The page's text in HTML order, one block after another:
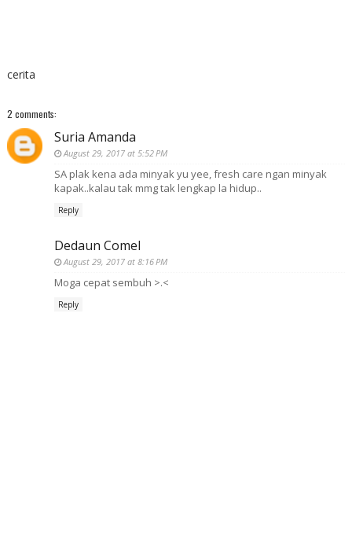
cerita
2 comments:
Suria Amanda
August 29, 2017 at 5:52 PM
SA plak kena ada minyak yu yee, fresh care ngan minyak
kapak..kalau tak mmg tak lengkap la hidup..
Reply
Dedaun Comel
August 29, 2017 at 8:16 PM
Moga cepat sembuh >.<
Reply